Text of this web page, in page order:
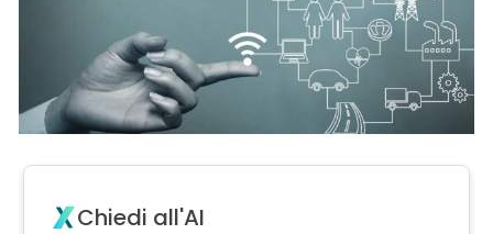
Chiedi all'AI